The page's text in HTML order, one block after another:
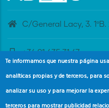
C/General Lacy, 3.
+34 91 435 31 47
Te informamos que nuestra página
analíticas propias y de terceros, para
analizar su uso y para mejorar la
terceros para mostrar publicidad